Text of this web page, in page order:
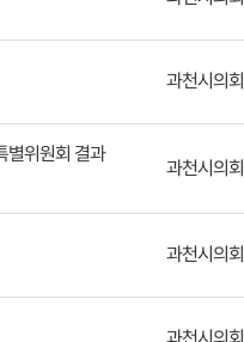
과천시의회
별위원회 결과
과천시의회
과천시의회